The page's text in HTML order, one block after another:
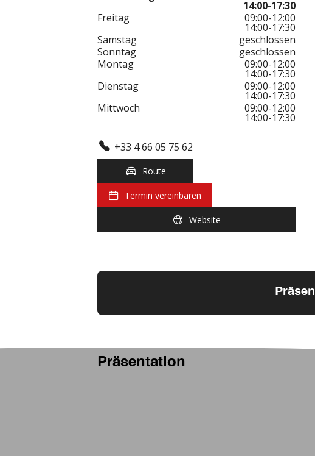
14:00-17:30
Freitag
09:00-12:00
14:00-17:30
Samstag
geschlossen
Sonntag
geschlossen
Montag
09:00-12:00
14:00-17:30
Dienstag
09:00-12:00
14:00-17:30
Mittwoch
09:00-12:00
14:00-17:30
+33 4 66 05 75 62
Route
Termin vereinbaren
Website
Präsentation